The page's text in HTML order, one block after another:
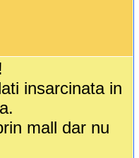
insarcinata in
mall dar nu